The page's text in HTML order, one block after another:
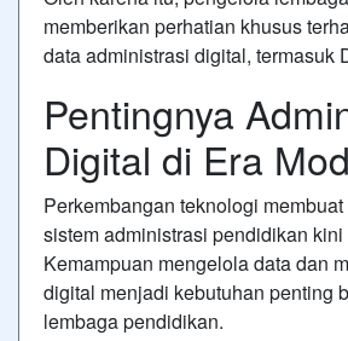
memberikan perhatian khusus
data administrasi digital, termasuk
Pentingnya
Digital di Era
Perkembangan teknologi
sistem administrasi pendidikan
Kemampuan mengelola data dan
digital menjadi kebutuhan penting
lembaga pendidikan.